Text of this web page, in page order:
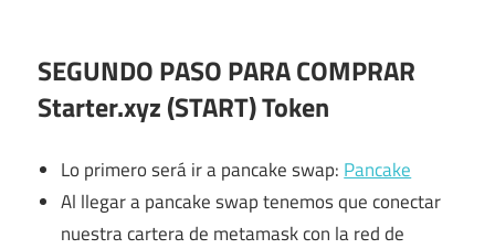
SEGUNDO PASO PARA COMPRAR
Starter.xyz (START) Token
Lo primero será ir a pancake swap: Pancake
Al llegar a pancake swap tenemos que conectar
nuestra cartera de metamask con la red de